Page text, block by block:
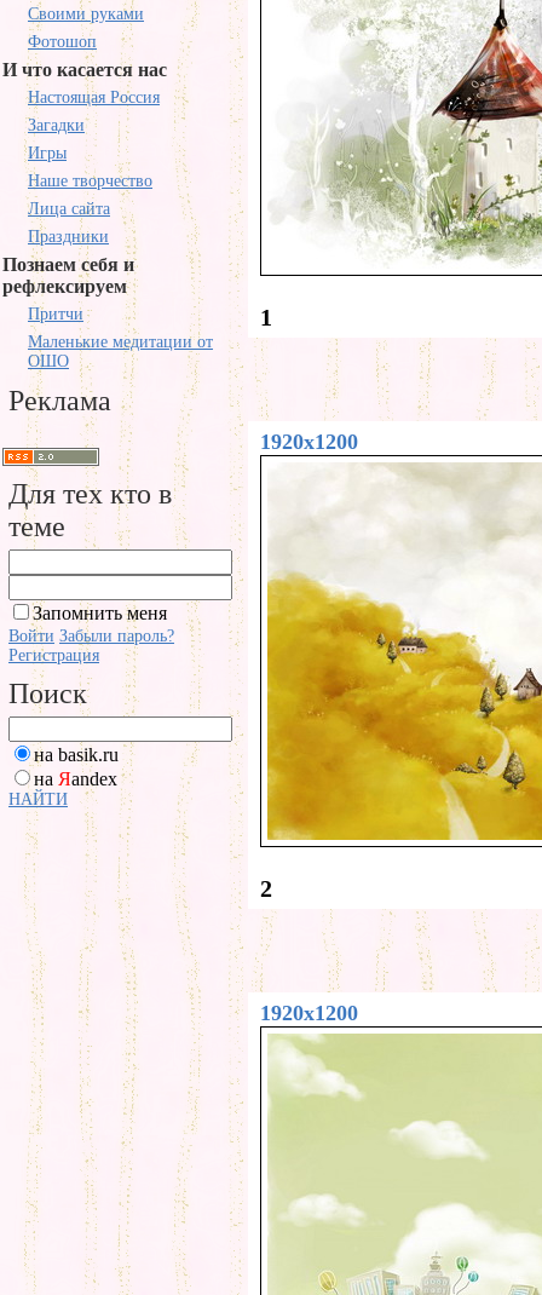
Своими руками
Фотошоп
И что касается нас
Настоящая Россия
Загадки
Игры
Наше творчество
Лица сайта
Праздники
Познаем себя и
рефлексируем
Притчи
Маленькие медитации от
ОШО
Реклама
Для тех кто в
теме
Запомнить меня
Войти Забыли пароль?
Регистрация
Поиск
на basik.ru
на Яandex
НАЙТИ
1
1920x1200
2
1920x1200